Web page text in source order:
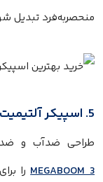
منحصربه‌فرد تبدیل
5. اسپیکر آلتیمیت ایرز مدل MEGABOOM 3
طراحی ضدآب و
MEGABOOM 3را